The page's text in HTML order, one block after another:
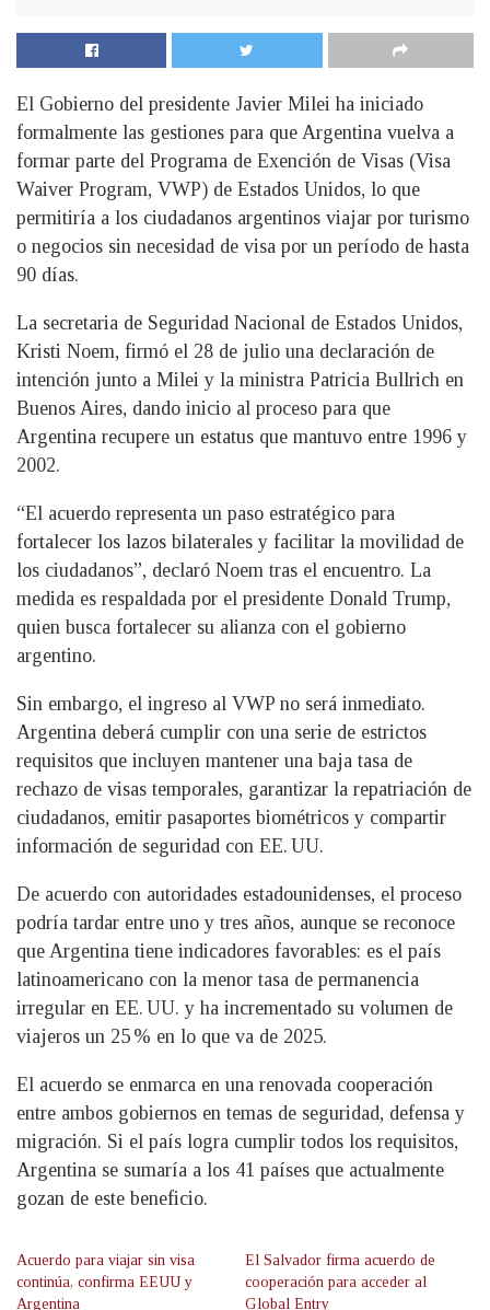
El Gobierno del presidente Javier Milei ha iniciado
formalmente las gestiones para que Argentina vuelva a
formar parte del Programa de Exención de Visas (Visa
Waiver Program, VWP) de Estados Unidos, lo que
permitiría a los ciudadanos argentinos viajar por turismo
o negocios sin necesidad de visa por un período de hasta
90 días.
La secretaria de Seguridad Nacional de Estados Unidos,
Kristi Noem, firmó el 28 de julio una declaración de
intención junto a Milei y la ministra Patricia Bullrich en
Buenos Aires, dando inicio al proceso para que
Argentina recupere un estatus que mantuvo entre 1996 y
2002.
“El acuerdo representa un paso estratégico para
fortalecer los lazos bilaterales y facilitar la movilidad de
los ciudadanos”, declaró Noem tras el encuentro. La
medida es respaldada por el presidente Donald Trump,
quien busca fortalecer su alianza con el gobierno
argentino.
Sin embargo, el ingreso al VWP no será inmediato.
Argentina deberá cumplir con una serie de estrictos
requisitos que incluyen mantener una baja tasa de
rechazo de visas temporales, garantizar la repatriación de
ciudadanos, emitir pasaportes biométricos y compartir
información de seguridad con EE. UU.
De acuerdo con autoridades estadounidenses, el proceso
podría tardar entre uno y tres años, aunque se reconoce
que Argentina tiene indicadores favorables: es el país
latinoamericano con la menor tasa de permanencia
irregular en EE. UU. y ha incrementado su volumen de
viajeros un 25 % en lo que va de 2025.
El acuerdo se enmarca en una renovada cooperación
entre ambos gobiernos en temas de seguridad, defensa y
migración. Si el país logra cumplir todos los requisitos,
Argentina se sumaría a los 41 países que actualmente
gozan de este beneficio.
Acuerdo para viajar sin visa
continúa, confirma EEUU y
Argentina
El Salvador firma acuerdo de
cooperación para acceder al
Global Entry